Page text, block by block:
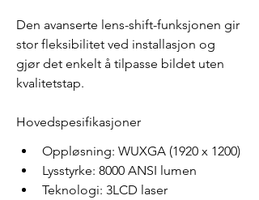
Den avanserte lens-shift-funksjonen gir
stor fleksibilitet ved installasjon og
gjør det enkelt å tilpasse bildet uten
kvalitetstap.
Hovedspesifikasjoner
Oppløsning: WUXGA (1920 x 1200)
Lysstyrke: 8000 ANSI lumen
Teknologi: 3LCD laser